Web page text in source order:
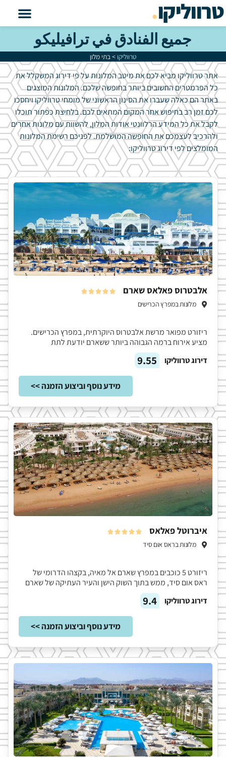
טרווליקו.
جميع الفنادق في ترافيليكو
טרווליקו >בתי מלון
אתר טרווליקו מביא לכם את מיטב המלונות על פי דירוג המשקלל את
כל הפרמטרים החשובים ביותר בחופשה שלכם. המלונות המוצגים
באתר הם כאלה שעברו את הסינון הראשוני של מומחי טרווליקו ויחסכו
לכם זמן רב בחיפוש אחר המקום המתאים לכם. בלחיצת כפתור תוכלו
לקבל את כל המידע הרלוונטי אודות המלון, להשוות עם מלונות אחרים
ולהרכיב לעצמכם את החופשה המושלמת. לפניכם רשימת המלונות
המומלצים לפי דירוג טרווליקו:
אלבטרוס פאלאס שארם 




מלונות במפרץ הכרישים
ריזורט מפואר מרשת אלבטרוס היוקרתית, במפרץ הכרישים.
מציע אירוח ברמה הגבוהה ביותר ששארם יודעת לתת
דירוג טרווליקו
9.55
מידע נוסף וביצוע הזמנה >>
איברוטל פאלאס 




מלונות בראס אום סיד
ריזורט 5 כוכבים במפרץ שארם אל מאיה, בקצהו הדרומי של
ראס אום סיד, ממש בתוך השוק הישן והעיר העתיקה של שארם
דירוג טרווליקו
9.4
מידע נוסף וביצוע הזמנה >>